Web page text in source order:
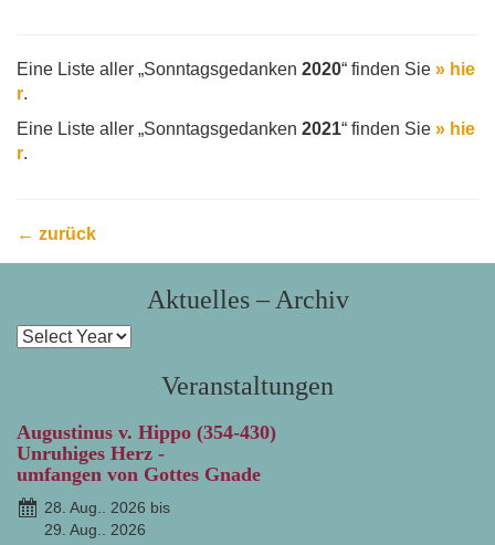
Eine Liste aller „Sonntagsgedanken 2020“ finden Sie » hie
r.
Eine Liste aller „Sonntagsgedanken 2021“ finden Sie » hie
r.
← zurück
Aktuelles – Archiv
Veranstaltungen
Augustinus v. Hippo (354-430)
Unruhiges Herz -
umfangen von Gottes Gnade
28. Aug.. 2026 bis
29. Aug.. 2026